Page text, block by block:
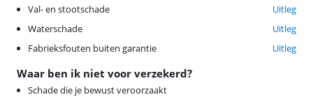
Val- en stootschade
Uitleg
Waterschade
Uitleg
Fabrieksfouten buiten garantie
Uitleg
Waar ben ik niet voor verzekerd?
Schade die je bewust veroorzaakt